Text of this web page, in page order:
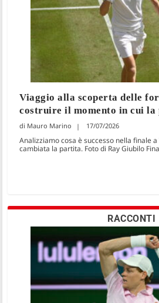
Viaggio alla scoperta delle
costruire il momento in cui
Mauro Marino 17/07/2026
Analizziamo cosa è successo nella finale
cambiata la partita. Foto di Ray Giubilo
RACCONTI